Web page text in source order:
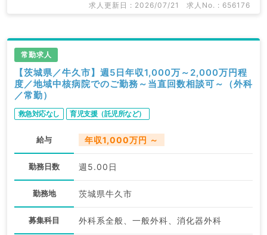
求人更新日 : 2026/07/21 求人No. : 656176
常勤求人
【茨城県／牛久市】週5日年収1,000万～2,000万円程
度／地域中核病院でのご勤務～当直回数相談可～（外科
／常勤）
救急対応なし 育児支援（託児所など）
給与 年収1,000万円 ～
勤務日数 週5.00日
勤務地 茨城県牛久市
募集科目 外科系全般、一般外科、消化器外科